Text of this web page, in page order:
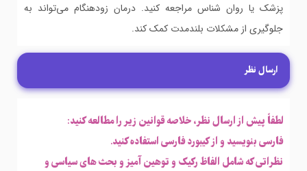
پزشک یا روان شناس مراجعه کنید. درمان زودهنگام می‌تواند به
جلوگیری از مشکلات بلندمدت کمک کند.
ارسال نظر
لطفاً پیش از ارسال نظر، خلاصه قوانین زیر را مطالعه کنید:
فارسی بنویسید و از کیبورد فارسی استفاده کنید.
نظراتی که شامل الفاظ رکیک و توهین آمیز و بحث های سیاسی و